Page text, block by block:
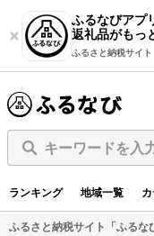
ふるなびアプ
返礼品がもっ
ふるさと納税サイト
キーワードを入
ランキング 地域一覧
ふるさと納税サイト「ふるな